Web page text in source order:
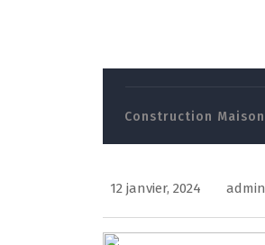
Construction Maison
12 janvier, 2024 admin